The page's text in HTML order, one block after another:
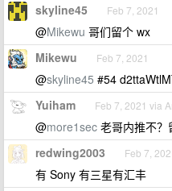
skyline45 Feb 7, 2021
@Mikewu 哥们留个 wx
Mikewu Feb 7, 2021
@skyline45 #54
Yuiham Feb 7, 2021 via
@more1sec 老哥内推不？
redwing2003 Feb 7,
有 Sony 有三星有汇丰